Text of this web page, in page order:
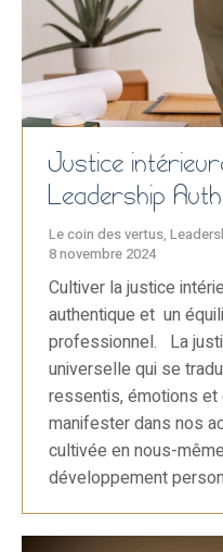
Justice
Leadership
Le coin des vertus,
8 novembre 2024
Cultiver la justice
authentique et un
professionnel. La
universelle qui se
ressentis, émotions
manifester dans nos
cultivée en nous-
développement